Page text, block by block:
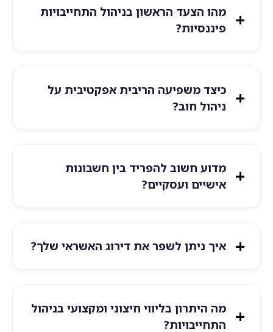
מהו הצעד הראשון בניהול התחייבויות
פיננסיות?
כיצד משפיעה הריבית אפקטיבית על
ניהול חוב?
מדוע חשוב להפריד בין חשבונות
אישיים ועסקיים?
איך ניתן לשפר את דירוג האשראי שלך?
מה היתרון בליווי חיצוני ומקצועי בניהול
התחייבויות?